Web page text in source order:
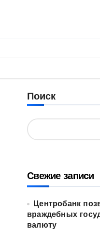
Поиск
Свежие записи
Центробанк
враждебных
валюту